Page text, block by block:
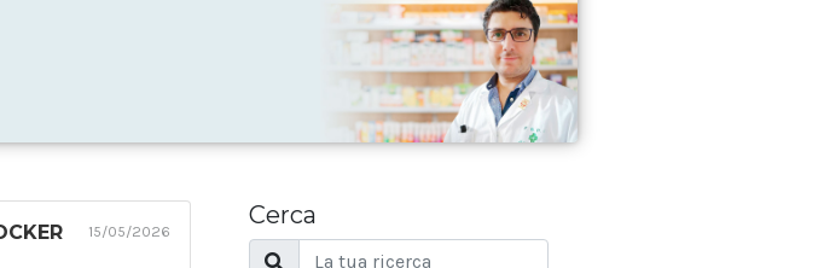
15/05/2026
Cerca